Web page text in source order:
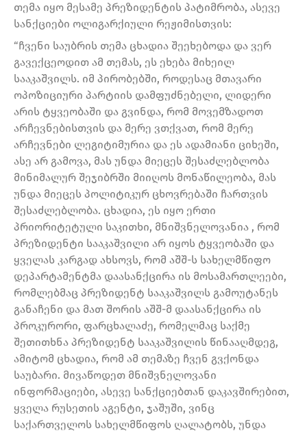
თემა იყო მესამე პრეზიდენტის პატიმრობა, ასევე
სანქციები ოლიგარქიული რეჟიმისთვის:
“ჩვენი საუბრის თემა ცხადია შეეხებოდა და ვერ
გავექცეოდით ამ თემას, ეს ეხება მიხეილ
სააკაშვილს. იმ პირობებში, როდესაც მთავარი
ოპოზიციური პარტიის დამფუძნებელი, ლიდერი
არის ტყვეობაში და გვინდა, რომ მოვემზადოთ
არჩევნებისთვის და მერე ვთქვათ, რომ მერე
არჩევნები ლეგიტიმურია და ეს ადამიანი ციხეში,
ასე არ გამოვა, მას უნდა მიეცეს შესაძლებლობა
მინიმალურ შეჯიბრში მიიღოს მონაწილეობა, მას
უნდა მიეცეს პოლიტიკურ ცხოვრებაში ჩართვის
შესაძლებლობა. ცხადია, ეს იყო ერთი
პრიორიტეტული საკითხი, მნიშვნელოვანია , რომ
პრეზიდენტი სააკაშვილი არ იყოს ტყვეობაში და
ყველას კარგად ახსოვს, რომ აშშ-ს სახელმწიფო
დეპარტამენტმა დაასანქცირა ის მოსამართლეები,
რომლებმაც პრეზიდენტ სააკაშვილს გამოუტანეს
განაჩენი და მათ შორის აშშ-მ დაასანქცირა ის
პროკურორი, ფარცხალაძე, რომელმაც საქმე
შეთითხნა პრეზიდენტ სააკაშვილის წინააღმდეგ,
ამიტომ ცხადია, რომ ამ თემაზე ჩვენ გვქონდა
საუბარი. მივაწოდეთ მნიშვნელოვანი
ინფორმაციები, ასევე სანქციებთან დაკავშირებით,
ყველა რუსეთის აგენტი, ჯაშუში, ვინც
საქართველოს სახელმწიფოს ღალატობს, უნდა